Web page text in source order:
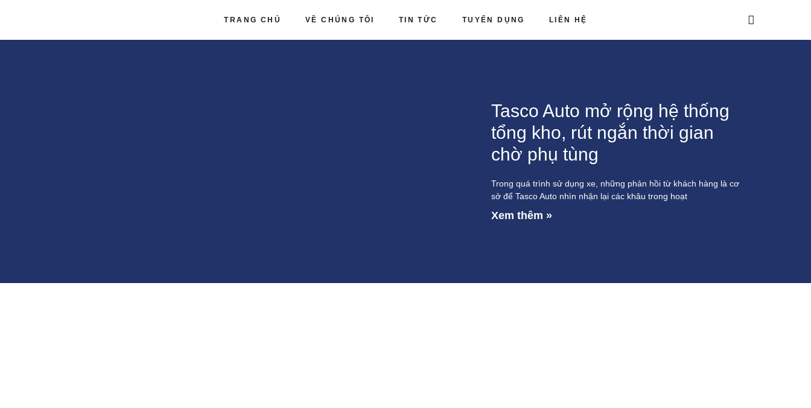
TRANG CHỦ VỀ CHÚNG TÔI TIN TỨC TUYỂN DỤNG LIÊN HỆ
Tasco Auto mở rộng hệ thống
tổng kho, rút ngắn thời gian
chờ phụ tùng
Trong quá trình sử dụng xe, những phản hồi từ khách hàng là cơ
sở để Tasco Auto nhìn nhận lại các khâu trong hoạt
Xem thêm »